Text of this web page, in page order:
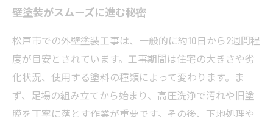
壁塗装がスムーズに進む秘密
松戸市での外壁塗装工事は、一般的に約10日から2週間程
度が目安とされています。工事期間は住宅の大きさや劣
化状況、使用する塗料の種類によって変わります。ま
ず、足場の組み立てから始まり、高圧洗浄で汚れや旧塗
膜を丁寧に落とす作業が重要です。その後、下地処理や